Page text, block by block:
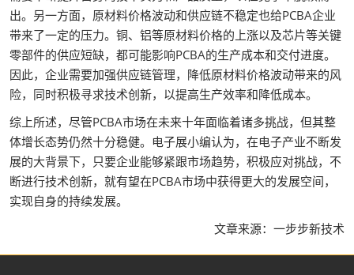
出。另一方面，原材料价格波动和供应链不稳定也给PCBA企业
带来了一定的压力。铜、铝等原材料价格的上涨以及芯片等关键
零部件的供应短缺，都可能影响PCBA的生产成本和交付进度。
因此，企业需要加强供应链管理，降低原材料价格波动带来的风
险，同时积极寻求技术创新，以提高生产效率和降低成本。
综上所述，尽管PCBA市场在未来十年面临着诸多挑战，但其整
体增长态势仍然十分稳健。电子展小编认为，在电子产业不断发
展的大背景下，只要企业能够紧跟市场趋势，积极应对挑战，不
断进行技术创新，就有望在PCBA市场中获得更大的发展空间，
实现自身的持续发展。
文章来源：一步步新技术